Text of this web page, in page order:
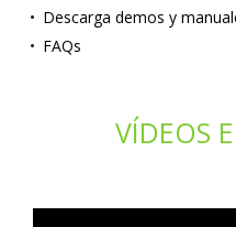
Descarga demos y
FAQs
VÍDEOS